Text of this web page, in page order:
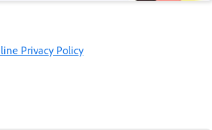
Privacy Policy